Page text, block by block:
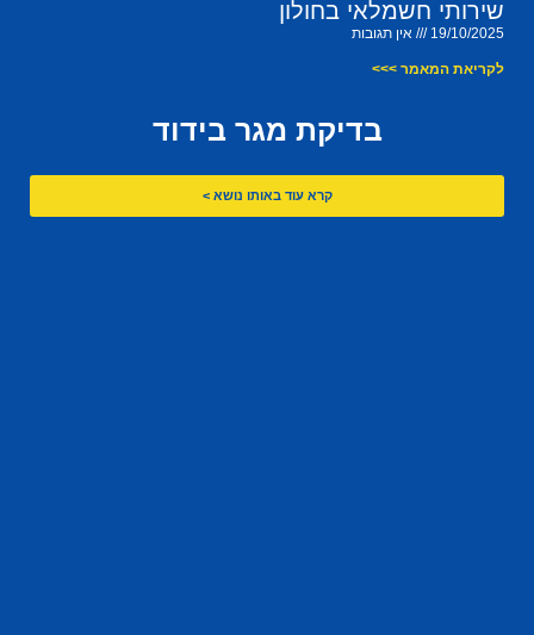
שירותי חשמלאי בחולון
19/10/2025 אין תגובות
לקריאת המאמר >>>
בדיקת מגר בידוד
קרא עוד באותו נושא >